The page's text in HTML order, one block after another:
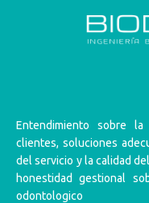
Entendimiento sobre
clientes, soluciones
del servicio y la calidad
honestidad gestional
odontologico